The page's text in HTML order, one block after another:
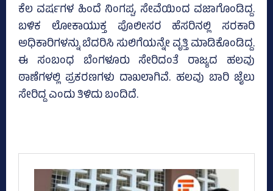
ಕೆಲ ವರ್ಷಗಳ ಹಿಂದೆ ನಿಂಗಪ್ಪ, ಸೇವೆಯಿಂದ ವಜಾಗೊಂಡಿದ್ದ.
ಬಳಿಕ ಲೋಕಾಯುಕ್ತ ಪೊಲೀಸರ ಹೆಸರಿನಲ್ಲಿ ಸರಕಾರಿ
ಅಧಿಕಾರಿಗಳನ್ನು ಬೆದರಿಸಿ ಸುಲಿಗೆಯನ್ನೇ ವೃತ್ತಿ ಮಾಡಿಕೊಂಡಿದ್ದ.
ಈ ಸಂಬಂಧ ಬೆಂಗಳೂರು ಸೇರಿದಂತೆ ರಾಜ್ಯದ ಹಲವು
ಠಾಣೆಗಳಲ್ಲಿ ಪ್ರಕರಣಗಳು ದಾಖಲಾಗಿವೆ. ಹಲವು ಬಾರಿ ಜೈಲು
ಸೇರಿದ್ದ ಎಂದು ತಿಳಿದು ಬಂದಿದೆ.